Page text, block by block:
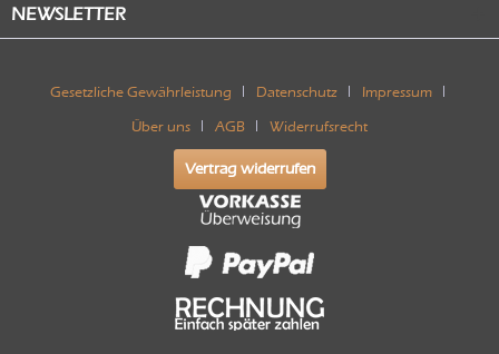
NEWSLETTER
Gesetzliche Gewährleistung Datenschutz Impressum
Über uns AGB Widerrufsrecht
Vertrag widerrufen